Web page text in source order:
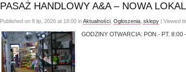
PASAŻ HANDLOWY A&A – NOWA
Published on 8 lip, 2026 at 18:00 inAktualności Ogłoszenia sklepy | Viewed
GODZINY OTWARCIA: PON.- PT.